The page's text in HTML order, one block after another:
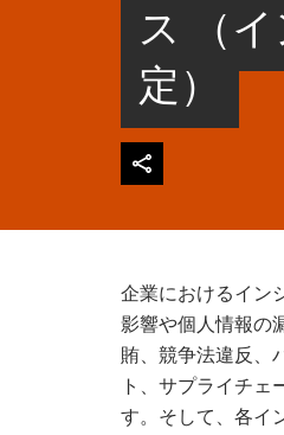
ス （
定）
企業におけるイン
影響や個人情報の
賄、競争法違反、
ト、サプライチェ
す。そして、各イ